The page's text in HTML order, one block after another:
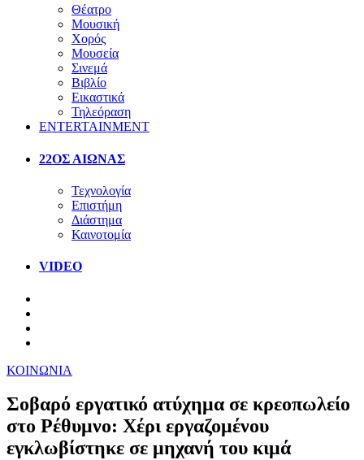
Θέατρο
Μουσική
Χορός
Μουσεία
Σινεμά
Βιβλίο
Εικαστικά
Τηλεόραση
ENTERTAINMENT
22ΟΣ ΑΙΩΝΑΣ
Τεχνολογία
Επιστήμη
Διάστημα
Καινοτομία
VIDEO
ΚΟΙΝΩΝΙΑ
Σοβαρό εργατικό ατύχημα σε κρεοπωλείο
στο Ρέθυμνο: Χέρι εργαζομένου
εγκλωβίστηκε σε μηχανή του κιμά